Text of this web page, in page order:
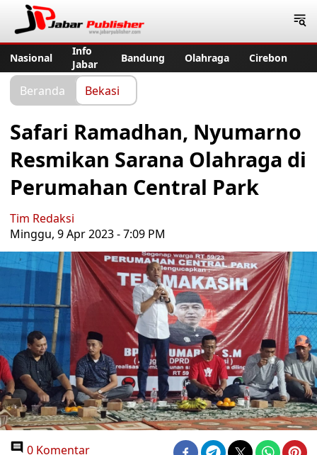
Nasional
Info
Jabar
Bandung Olahraga Cirebon
Beranda Bekasi
Safari Ramadhan, Nyumarno
Resmikan Sarana Olahraga di
Perumahan Central Park
Tim Redaksi
Minggu, 9 Apr 2023 - 7:09 PM
0 Komentar